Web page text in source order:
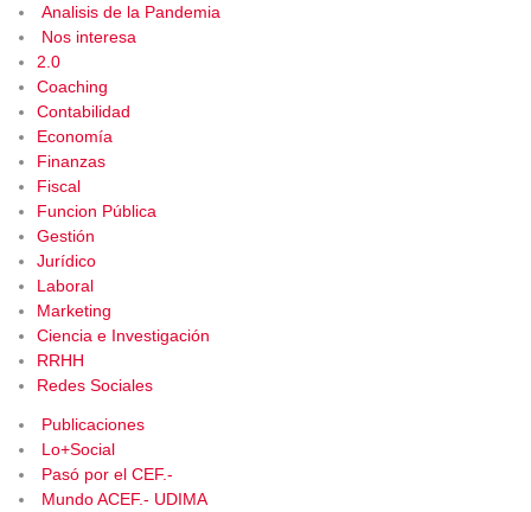
Analisis de la Pandemia
Nos interesa
2.0
Coaching
Contabilidad
Economía
Finanzas
Fiscal
Funcion Pública
Gestión
Jurídico
Laboral
Marketing
Ciencia e Investigación
RRHH
Redes Sociales
Publicaciones
Lo+Social
Pasó por el CEF.-
Mundo ACEF.- UDIMA